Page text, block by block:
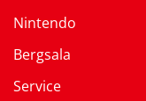
Nintendo
Bergsala
Service